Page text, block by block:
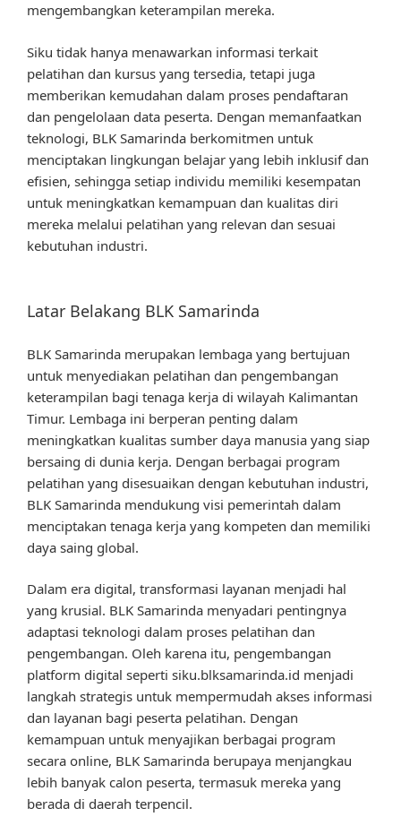
mengembangkan keterampilan mereka.
Siku tidak hanya menawarkan informasi terkait
pelatihan dan kursus yang tersedia, tetapi juga
memberikan kemudahan dalam proses pendaftaran
dan pengelolaan data peserta. Dengan memanfaatkan
teknologi, BLK Samarinda berkomitmen untuk
menciptakan lingkungan belajar yang lebih inklusif dan
efisien, sehingga setiap individu memiliki kesempatan
untuk meningkatkan kemampuan dan kualitas diri
mereka melalui pelatihan yang relevan dan sesuai
kebutuhan industri.
Latar Belakang BLK Samarinda
BLK Samarinda merupakan lembaga yang bertujuan
untuk menyediakan pelatihan dan pengembangan
keterampilan bagi tenaga kerja di wilayah Kalimantan
Timur. Lembaga ini berperan penting dalam
meningkatkan kualitas sumber daya manusia yang siap
bersaing di dunia kerja. Dengan berbagai program
pelatihan yang disesuaikan dengan kebutuhan industri,
BLK Samarinda mendukung visi pemerintah dalam
menciptakan tenaga kerja yang kompeten dan memiliki
daya saing global.
Dalam era digital, transformasi layanan menjadi hal
yang krusial. BLK Samarinda menyadari pentingnya
adaptasi teknologi dalam proses pelatihan dan
pengembangan. Oleh karena itu, pengembangan
platform digital seperti siku.blksamarinda.id menjadi
langkah strategis untuk mempermudah akses informasi
dan layanan bagi peserta pelatihan. Dengan
kemampuan untuk menyajikan berbagai program
secara online, BLK Samarinda berupaya menjangkau
lebih banyak calon peserta, termasuk mereka yang
berada di daerah terpencil.